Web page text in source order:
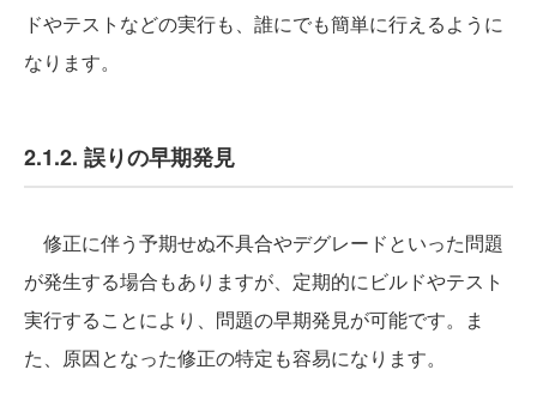
ドやテストなどの実行も、誰にでも簡単に行えるように
なります。
2.1.2. 誤りの早期発見
修正に伴う予期せぬ不具合やデグレードといった問題
が発生する場合もありますが、定期的にビルドやテスト
実行することにより、問題の早期発見が可能です。ま
た、原因となった修正の特定も容易になります。